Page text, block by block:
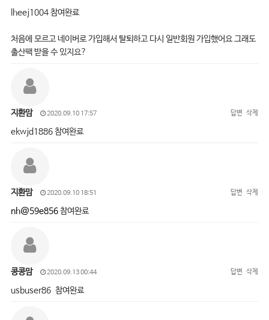
lheej1004 참여완료
처음에 모르고 네이버로 가입해서 탈퇴하고 다시 일반회원 가입했어요 그래도
출산팩 받을 수 있지요?
지환맘 2020.09.10 17:57 답변 삭제
ekwjd1886 참여완료
지환맘 2020.09.10 18:51 답변 삭제
nh@59e856참여완료
콩콩맘 2020.09.13 00:44 답변 삭제
usbuser86 참여완료